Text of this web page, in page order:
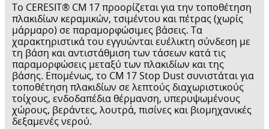
Το CERESIT® CM 17 προορίζεται για την τοποθέτηση
πλακιδίων κεραμικών, τσιμέντου και πέτρας (χωρίς
μάρμαρο) σε παραμορφώσιμες βάσεις. Τα
χαρακτηριστικά του εγγυώνται ευέλικτη σύνδεση με
τη βάση και αντιστάθμιση των τάσεων κατά τις
παραμορφώσεις μεταξύ των πλακιδίων και της
βάσης. Επομένως, το CM 17 Stop Dust συνιστάται για
τοποθέτηση πλακιδίων σε λεπτούς διαχωριστικούς
τοίχους, ενδοδαπέδια θέρμανση, υπερυψωμένους
χώρους, βεράντες, λουτρά, πισίνες και βιομηχανικές
δεξαμενές νερού.